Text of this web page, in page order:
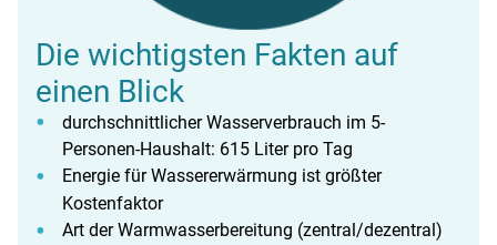
Die wichtigsten Fakten auf
einen Blick
durchschnittlicher Wasserverbrauch im 5-
Personen-Haushalt: 615 Liter pro Tag
Energie für Wassererwärmung ist größter
Kostenfaktor
Art der Warmwasserbereitung (zentral/dezentral)